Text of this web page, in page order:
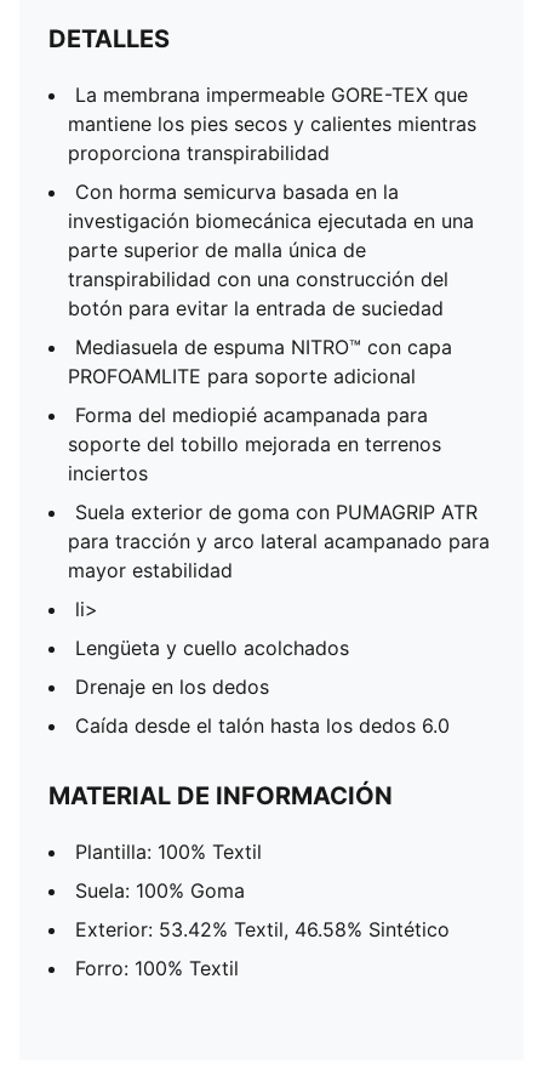
DETALLES
La membrana impermeable GORE-TEX que
mantiene los pies secos y calientes mientras
proporciona transpirabilidad
Con horma semicurva basada en la
investigación biomecánica ejecutada en una
parte superior de malla única de
transpirabilidad con una construcción del
botón para evitar la entrada de suciedad
Mediasuela de espuma NITRO™ con capa
PROFOAMLITE para soporte adicional
Forma del mediopié acampanada para
soporte del tobillo mejorada en terrenos
inciertos
Suela exterior de goma con PUMAGRIP ATR
para tracción y arco lateral acampanado para
mayor estabilidad
li>
Lengüeta y cuello acolchados
Drenaje en los dedos
Caída desde el talón hasta los dedos 6.0
MATERIAL DE INFORMACIÓN
Plantilla: 100% Textil
Suela: 100% Goma
Exterior: 53.42% Textil, 46.58% Sintético
Forro: 100% Textil